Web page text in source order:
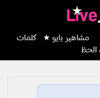
مشاهير بايو ★
كلمات
الحظ